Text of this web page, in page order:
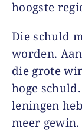
hoogste
Die schuld
worden.
die grote
hoge
leningen
meer